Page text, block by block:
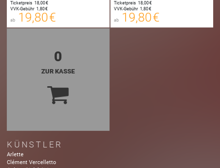
Ticketpreis 18,00 €
VVK-Gebühr 1,80 €
ab 19,80 €
00 Ticketpreis 18,00 €
VVK-Gebühr 1,80 €
ab 19,80 €
00
0
ZUR KASSE
KÜNSTLER
Arlette
Clément Vercelletto